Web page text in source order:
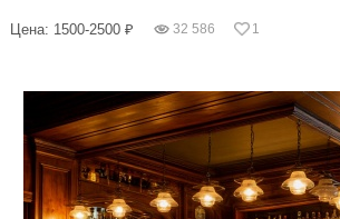
Цена: 1500-2500 ₽ 32 586 1